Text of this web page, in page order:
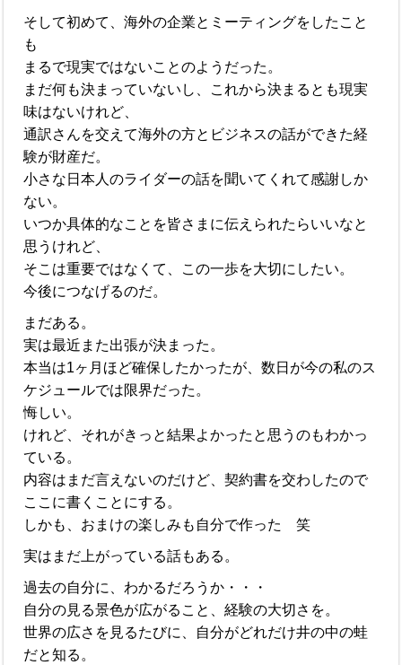
そして初めて、海外の企業とミーティングをしたこと
も
まるで現実ではないことのようだった。
まだ何も決まっていないし、これから決まるとも現実
味はないけれど、
通訳さんを交えて海外の方とビジネスの話ができた経
験が財産だ。
小さな日本人のライダーの話を聞いてくれて感謝しか
ない。
いつか具体的なことを皆さまに伝えられたらいいなと
思うけれど、
そこは重要ではなくて、この一歩を大切にしたい。
今後につなげるのだ。
まだある。
実は最近また出張が決まった。
本当は1ヶ月ほど確保したかったが、数日が今の私のス
ケジュールでは限界だった。
悔しい。
けれど、それがきっと結果よかったと思うのもわかっ
ている。
内容はまだ言えないのだけど、契約書を交わしたので
ここに書くことにする。
しかも、おまけの楽しみも自分で作った 笑
実はまだ上がっている話もある。
過去の自分に、わかるだろうか・・・
自分の見る景色が広がること、経験の大切さを。
世界の広さを見るたびに、自分がどれだけ井の中の蛙
だと知る。